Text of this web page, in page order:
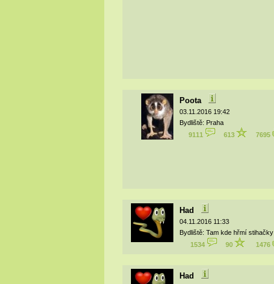
Poota
03.11.2016 19:42
Bydliště: Praha
9111
613 7695
Had
04.11.2016 11:33
Bydliště: Tam kde hřmí stihačky
1534
90 1476
Had